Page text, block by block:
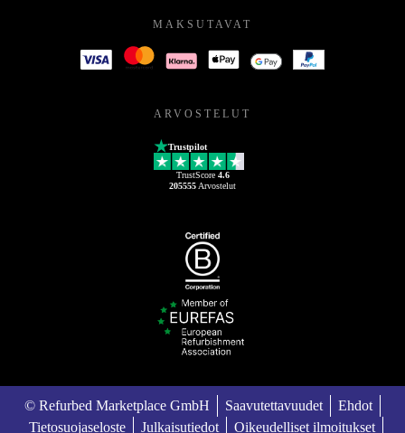
MAKSUTAVAT
ARVOSTELUT
Trustpilot
TrustScore 4.6
205555 Arvostelut
© Refurbed Marketplace GmbH Saavutettavuudet
Ehdot
Tietosuojaseloste
Julkaisutiedot Oikeudelliset ilmoitukset